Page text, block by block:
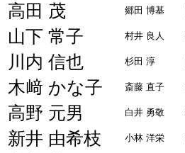
高田 茂 郷田 博基
山下 常子 村井 良人
川内 信也 杉田 淳
木﨑 かな子 斎藤 直子
高野 元男 白井 勇敬
新井 由希枝 小林 洋栄